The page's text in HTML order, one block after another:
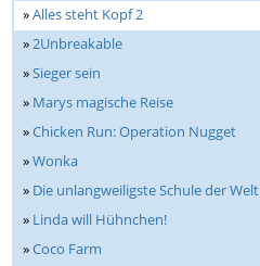
»Alles steht Kopf 2
»2Unbreakable
»Sieger sein
» Marys magische Reise
»Chicken Run: Operation Nugget
»Wonka
» Die unlangweiligste Schule der Welt
» Linda will Hühnchen!
»Coco Farm